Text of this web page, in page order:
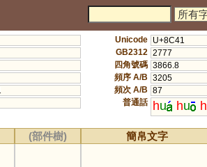
Unicode U+8C41
GB2312 2777
四角號碼 3866.8
頻序 A/B 3205
頻次 A/B 87
普通話 hu hu h
(部件樹) 簡帛文字